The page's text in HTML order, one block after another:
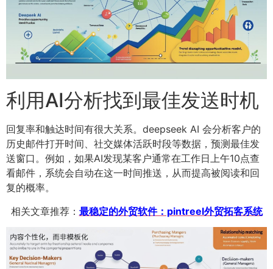
利用AI分析找到最佳发送时机
回复率和触达时间有很大关系。deepseek AI 会分析客户的
历史邮件打开时间、社交媒体活跃时段等数据，预测最佳发
送窗口。例如，如果AI发现某客户通常在工作日上午10点查
看邮件，系统会自动在这一时间推送，从而提高被阅读和回
复的概率。
相关文章推荐： 最稳定的外贸软件：pintreel外贸拓客系统